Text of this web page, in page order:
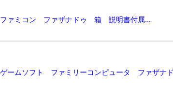
ファミコン ファザナドゥ 箱 説明書付属...